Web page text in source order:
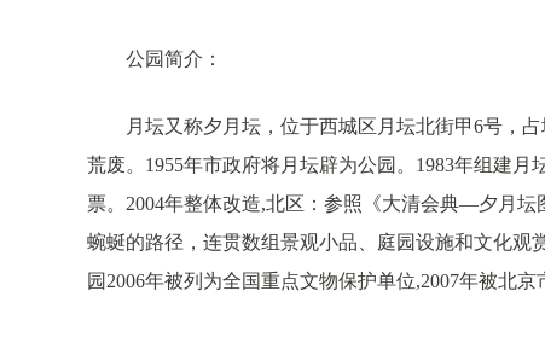
公园简介：
月坛又称夕月坛，位于西城区月坛北街甲6号，
荒废。1955年市政府将月坛辟为公园。1983年组建
票。2004年整体改造,北区：参照《大清会典—夕月
蜿蜒的路径，连贯数组景观小品、庭园设施和文化观
园2006年被列为全国重点文物保护单位,2007年被北京